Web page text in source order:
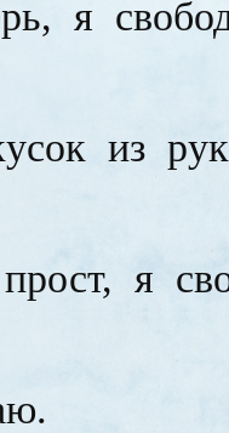
я
из
прост, я